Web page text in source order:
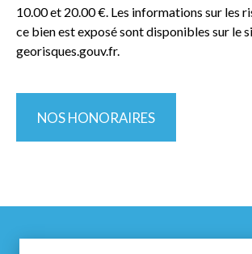
10.00 et 20.00 €. Les informations sur les
ce bien est exposé sont disponibles sur le
georisques.gouv.fr.
NOS HONORAIRES